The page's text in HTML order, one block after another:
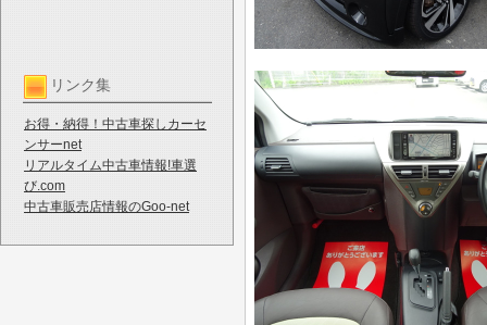
リンク集
お得・納得！中古車探しカーセ
ンサーnet
リアルタイム中古車情報!車選
び.com
中古車販売店情報のGoo-net